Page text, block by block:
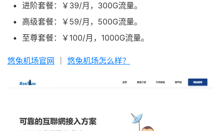
进阶套餐：￥39/月，300G流量。
高级套餐：￥59/月，500G流量。
至尊套餐：￥100/月，1000G流量。
悠兔机场官网 悠兔机场怎么样？